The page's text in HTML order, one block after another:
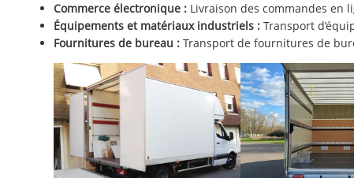
Commerce électronique : Livraison des commandes en
Équipements et matériaux industriels : Transport
Fournitures de bureau : Transport de fournitures de